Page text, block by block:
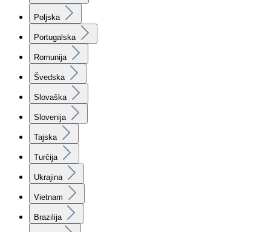
Poljska
Portugalska
Romunija
Švedska
Slovaška
Slovenija
Tajska
Turčija
Ukrajina
Vietnam
Brazilija